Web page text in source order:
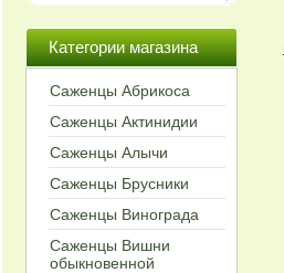
Категории магазина
Саженцы Абрикоса
Саженцы Актинидии
Саженцы Алычи
Саженцы Брусники
Саженцы Винограда
Саженцы Вишни
обыкновенной